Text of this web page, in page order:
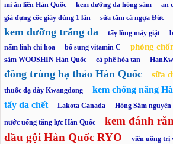
mì ăn liền Hàn Quốc
kem dưỡng da hồng sâm an
giá đựng cốc giấy dùng 1 lần
sữa tắm cá ngựa Đức
kem dưỡng trắng da tẩy lồng máy giặt
nấm linh chi hoa
bổ sung vitamin C phòng
sâm WOOSHIN Hàn Quốc cà phê hòa tan
đông trùng hạ thảo Hàn Quốc sữa
thuốc dạ dày Kwangdong kem chống nắng
tẩy da chết Lakota Canada
Hồng Sâm
nước uống tăng lực Hàn Quốc
kem đánh
dầu gội Hàn Quốc RYO
viên uống trị